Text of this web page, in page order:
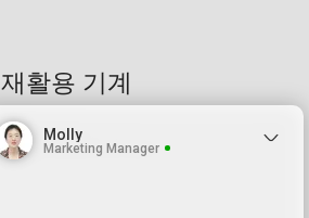
재활용 기계
Molly
Marketing Manager